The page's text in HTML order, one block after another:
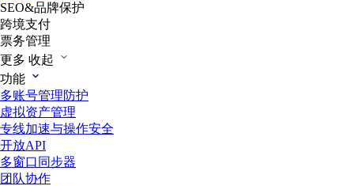
SEO&品牌保护
跨境支付
票务管理
更多 收起
功能
多账号管理防护
虚拟资产管理
专线加速与操作安全
开放API
多窗口同步器
团队协作